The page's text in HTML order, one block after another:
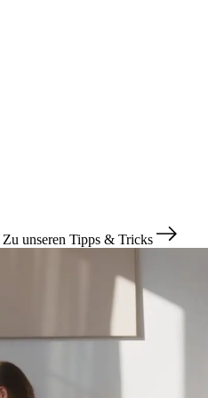
Zu unseren Tipps & Tricks